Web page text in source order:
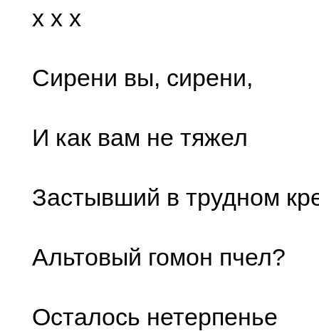
x x x
Сирени вы, сирени,
И как вам не тяжел
Застывший в трудном
Альтовый гомон пчел?
Осталось нетерпенье